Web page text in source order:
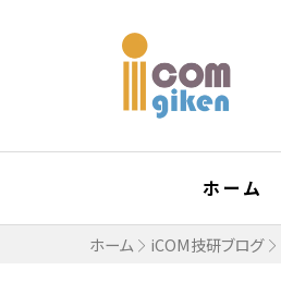
ホーム
ホーム iCOM技研ブログ